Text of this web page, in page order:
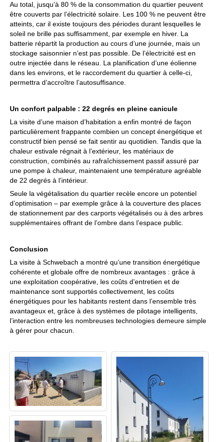
Au total, jusqu’à 80 % de la consommation du quartier peuvent
être couverts par l’électricité solaire. Les 100 % ne peuvent être
atteints, car il existe toujours des périodes durant lesquelles le
soleil ne brille pas suffisamment, par exemple en hiver. La
batterie répartit la production au cours d’une journée, mais un
stockage saisonnier n’est pas possible. De l’électricité est en
outre injectée dans le réseau. La planification d’une éolienne
dans les environs, et le raccordement du quartier à celle-ci,
permettra d’accroître l’autosuffisance.
Un confort palpable : 22 degrés en pleine canicule
La visite d’une maison d’habitation a enfin montré de façon
particulièrement frappante combien un concept énergétique et
constructif bien pensé se fait sentir au quotidien. Tandis que la
chaleur estivale régnait à l’extérieur, les matériaux de
construction, combinés au rafraîchissement passif assuré par
une pompe à chaleur, maintenaient une température agréable
de 22 degrés à l’intérieur.
Seule la végétalisation du quartier recèle encore un potentiel
d’optimisation – par exemple grâce à la couverture des places
de stationnement par des carports végétalisés ou à des arbres
supplémentaires offrant de l’ombre dans l’espace public.
Conclusion
La visite à Schwebach a montré qu’une transition énergétique
cohérente et globale offre de nombreux avantages : grâce à
une exploitation coopérative, les coûts d’entretien et de
maintenance sont supportés collectivement, les coûts
énergétiques pour les habitants restent dans l’ensemble très
avantageux et, grâce à des systèmes de pilotage intelligents,
l’interaction entre les nombreuses technologies demeure simple
à gérer pour chacun.